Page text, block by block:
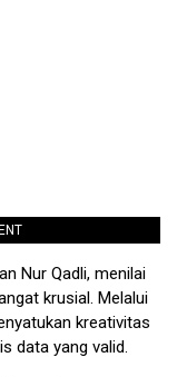
Nur Qadli, menilai
krusial. Melalui
kreativitas
data yang valid.